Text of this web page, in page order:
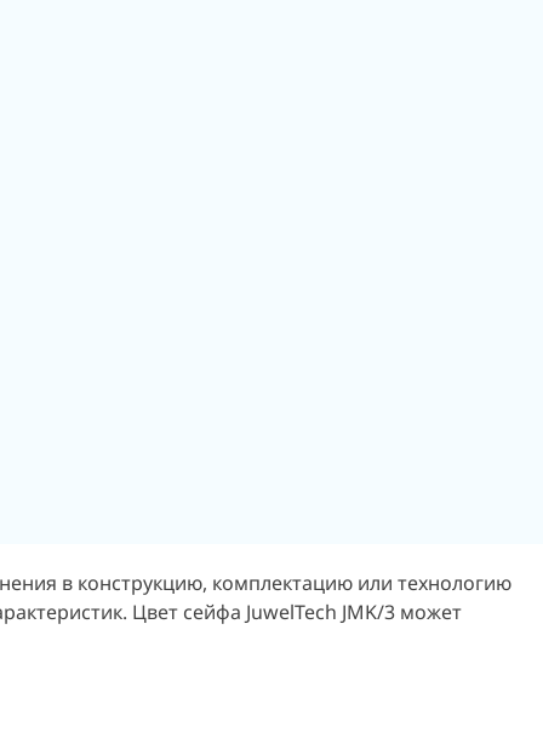
в конструкцию, комплектацию или технологию
Цвет сейфа JuwelTech JMK/3 может